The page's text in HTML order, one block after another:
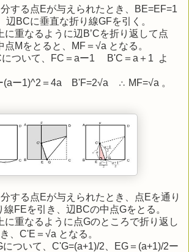
する点Eが与えられたとき、BE=EF=1
辺BCに垂直な折り線GFを引く。
に重なるように辺B’Cを折り返して点
点Mをとると、MF＝√a となる。
について、FC＝aー1 B'C＝a＋1 よ
(aー1)^2＝4a B'F=2√a ∴ MF=√a 。
する点Eが与えられたとき、点Eを通り
FEを引き、辺BCの中点Gをとる。
に重なるように点Gのところで折り返し
、C'E＝√a となる。
ついて、C'G=(a+1)/2、EG＝(a+1)/2ー